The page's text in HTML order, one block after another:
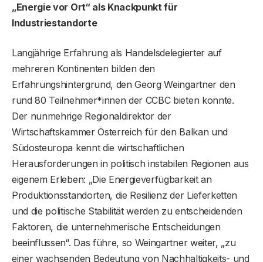
„Energie vor Ort“ als Knackpunkt für
Industriestandorte
Langjährige Erfahrung als Handelsdelegierter auf
mehreren Kontinenten bilden den
Erfahrungshintergrund, den Georg Weingartner den
rund 80 Teilnehmer*innen der CCBC bieten konnte.
Der nunmehrige Regionaldirektor der
Wirtschaftskammer Österreich für den Balkan und
Südosteuropa kennt die wirtschaftlichen
Herausforderungen in politisch instabilen Regionen aus
eigenem Erleben: „Die Energieverfügbarkeit an
Produktionsstandorten, die Resilienz der Lieferketten
und die politische Stabilität werden zu entscheidenden
Faktoren, die unternehmerische Entscheidungen
beeinflussen“. Das führe, so Weingartner weiter, „zu
einer wachsenden Bedeutung von Nachhaltigkeits- und